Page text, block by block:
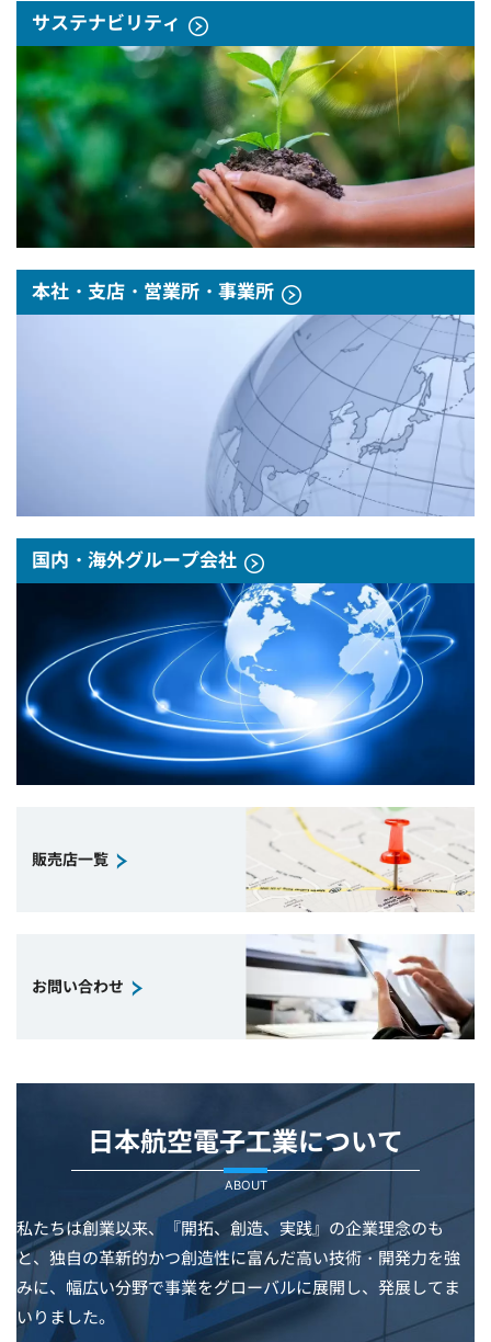
サステナビリティ
本社・支店・営業所・事業所
国内・海外グループ会社
販売店一覧
お問い合わせ
日本航空電子工業について
ABOUT
私たちは創業以来、『開拓、創造、実践』の企業理念のも
と、独自の革新的かつ創造性に富んだ高い技術・開発力を強
みに、幅広い分野で事業をグローバルに展開し、発展してま
いりました。